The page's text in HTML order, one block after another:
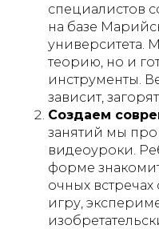
специалистов
на базе
университета.
теорию, но и
инструменты.
зависит,
Создаем
занятий мы
видеоуроки.
форме
очных встречах
игру,